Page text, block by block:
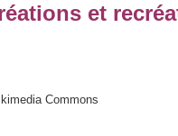
et
Commons